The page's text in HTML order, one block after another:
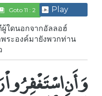
Goto 11 : 2 Play
ใดนอกจากอัลลอฮ์
ระองค์มายังพวกท่าน
وَأَنِ